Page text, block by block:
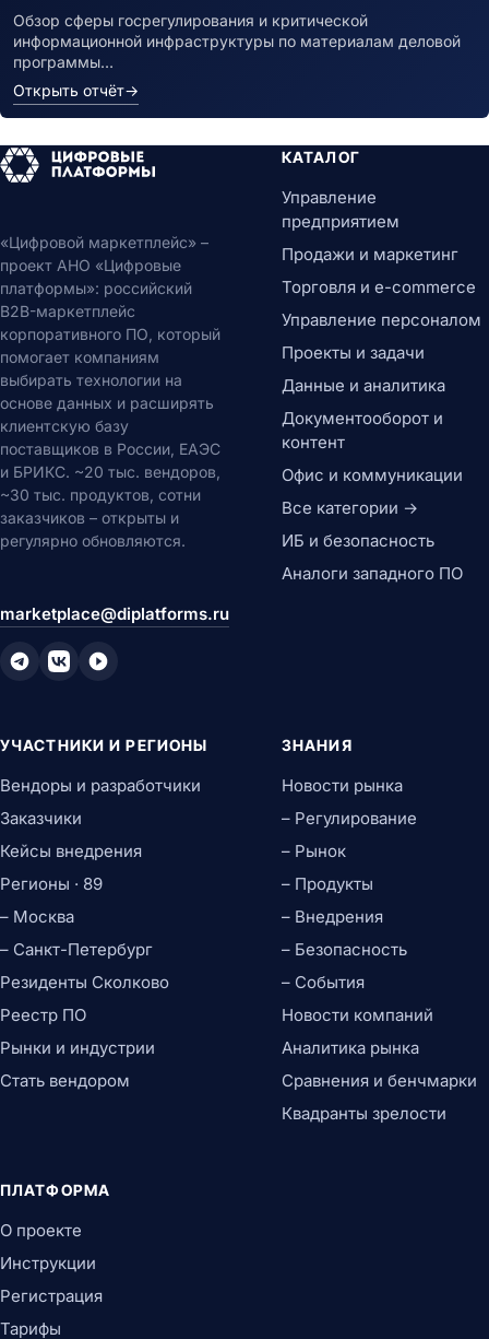
Обзор сферы госрегулирования и критической
информационной инфраструктуры по материалам деловой
программы…
Открыть отчёт→
«Цифровой маркетплейс» –
проект АНО «Цифровые
платформы»: российский
B2B-маркетплейс
корпоративного ПО, который
помогает компаниям
выбирать технологии на
основе данных и расширять
клиентскую базу
поставщиков в России, ЕАЭС
и БРИКС. ~20 тыс. вендоров,
~30 тыс. продуктов, сотни
заказчиков – открыты и
регулярно обновляются.
marketplace@diplatforms.ru
КАТАЛОГ
Управление
предприятием
Продажи и маркетинг
Торговля и e-commerce
Управление персоналом
Проекты и задачи
Данные и аналитика
Документооборот и
контент
Офис и коммуникации
Все категории →
ИБ и безопасность
Аналоги западного ПО
УЧАСТНИКИ И РЕГИОНЫ
Вендоры и разработчики
Заказчики
Кейсы внедрения
Регионы · 89
– Москва
– Санкт-Петербург
Резиденты Сколково
Реестр ПО
Рынки и индустрии
Стать вендором
ЗНАНИЯ
Новости рынка
– Регулирование
– Рынок
– Продукты
– Внедрения
– Безопасность
– События
Новости компаний
Аналитика рынка
Сравнения и бенчмарки
Квадранты зрелости
ПЛАТФОРМА
О проекте
Инструкции
Регистрация
Тарифы